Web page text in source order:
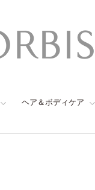
ヘア＆ボディケア